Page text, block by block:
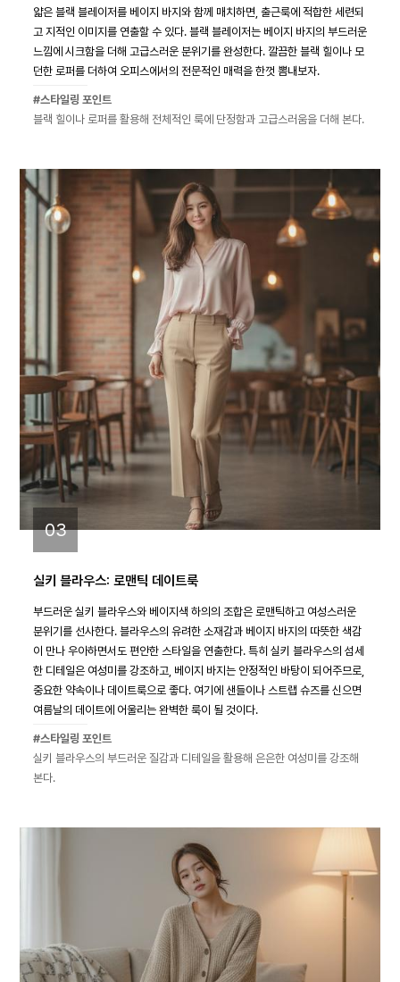
얇은 블랙 블레이저를 베이지 바지와 함께 매치하면, 출근룩에 적합한 세련되
고 지적인 이미지를 연출할 수 있다. 블랙 블레이저는 베이지 바지의 부드러운
느낌에 시크함을 더해 고급스러운 분위기를 완성한다. 깔끔한 블랙 힐이나 모
던한 로퍼를 더하여 오피스에서의 전문적인 매력을 한껏 뽐내보자.
#스타일링 포인트
블랙 힐이나 로퍼를 활용해 전체적인 룩에 단정함과 고급스러움을 더해 본다.
03
실키 블라우스: 로맨틱 데이트룩
부드러운 실키 블라우스와 베이지색 하의의 조합은 로맨틱하고 여성스러운
분위기를 선사한다. 블라우스의 유려한 소재감과 베이지 바지의 따뜻한 색감
이 만나 우아하면서도 편안한 스타일을 연출한다. 특히 실키 블라우스의 섬세
한 디테일은 여성미를 강조하고, 베이지 바지는 안정적인 바탕이 되어주므로,
중요한 약속이나 데이트룩으로 좋다. 여기에 샌들이나 스트랩 슈즈를 신으면
여름날의 데이트에 어울리는 완벽한 룩이 될 것이다.
#스타일링 포인트
실키 블라우스의 부드러운 질감과 디테일을 활용해 은은한 여성미를 강조해
본다.